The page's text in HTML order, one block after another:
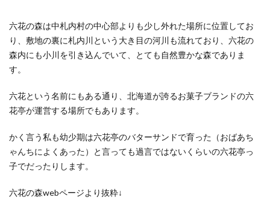
六花の森は中札内村の中心部よりも少し外れた場所に位置してお
り、敷地の裏に札内川という大き目の河川も流れており、六花の
森内にも小川を引き込んでいて、とても自然豊かな森でありま
す。
六花という名前にもある通り、北海道が誇るお菓子ブランドの六
花亭が運営する場所でもあります。
かく言う私も幼少期は六花亭のバターサンドで育った（おばあち
ゃんちによくあった）と言っても過言ではないくらいの六花亭っ
子でだったりします。
六花の森webページより抜粋↓